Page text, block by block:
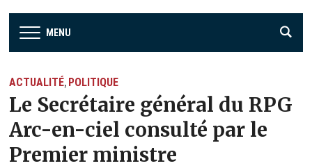
MENU
ACTUALITÉ, POLITIQUE
Le Secrétaire général du RPG
Arc-en-ciel consulté par le
Premier ministre